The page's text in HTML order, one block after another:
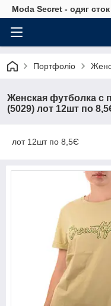
Moda Secret - одяг сток
Портфоліо
Женская футболка с
(5029) лот 12шт по
лот 12шт по 8,5Є